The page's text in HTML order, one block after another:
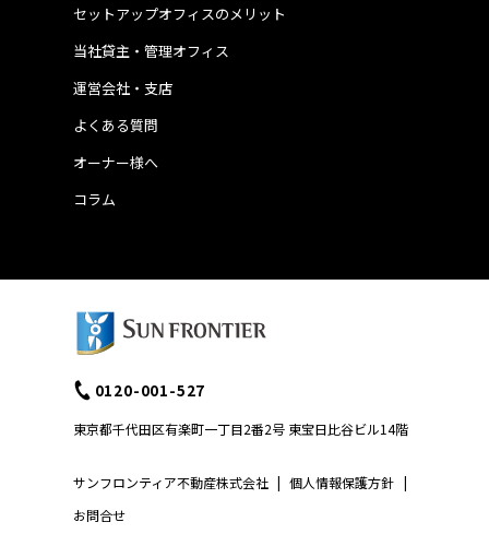
運営会社・支店
よくある質問
当社貸主・管理オフィス
オーナー様へ
コラム
セットアップオフィスのメリット
サンフロンティア不動産株式会社 | 個人情報保護方針 |
お問合せ
0120-001-527
東京都千代田区有楽町一丁目2番2号 東宝日比谷ビル14階